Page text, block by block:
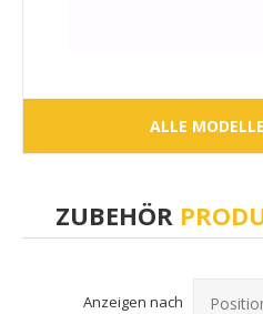
ALLE
ZUBEHÖR
Anzeigen nach